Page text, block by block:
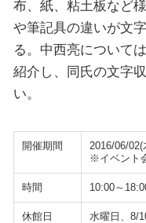
布、紙、粘土板など
や筆記具の違いが文
る。中西亮について
紹介し、同氏の文字
い。
開催期間
2016/06/
※イベント
時間 10:00～
休館日 水曜日、8/